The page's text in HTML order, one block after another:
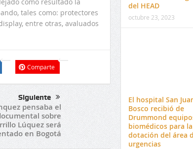
tales como: protectores
entre otras, avaluados
Comparte
Siguiente
pensaba el
sobre
Lúquez será
en Bogotá
del HEAD
octubre 23, 2023
El hospital San
Bosco recibió de
Drummond
biomédicos para la
dotación del área
urgencias